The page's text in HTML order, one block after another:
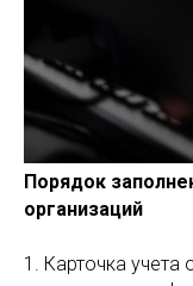
Порядок
организаций
1. Карточка учета